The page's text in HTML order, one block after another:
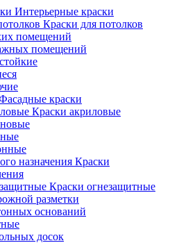
Интерьерные краски
Краски для потолков
помещений
помещений
краски
Краски акриловые
Краски
Краски огнезащитные
разметки
оснований
досок